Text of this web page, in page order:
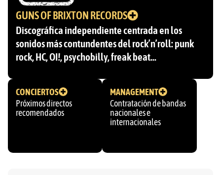
GUNS OF BRIXTON RECORDS
Discográfica independiente centrada en los
sonidos más contundentes del rock’n’roll: punk
rock, HC, OI!, psychobilly, freak beat…
CONCIERTOS
Próximos directos
recomendados
MANAGEMENT
Contratación de bandas
nacionales e
internacionales